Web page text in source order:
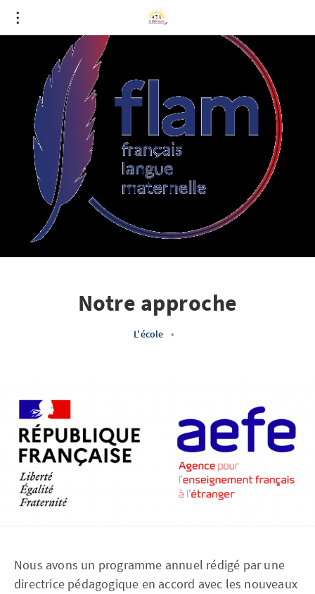
Notre approche
L'école •
Nous avons un programme annuel rédigé par une
directrice pédagogique en accord avec les nouveaux